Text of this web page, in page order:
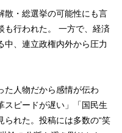
・総選挙の可能性にも言
も行われた。 一方で、経済
中、連立政権内外から圧力
人物だから感情が伝わ
スピードが遅い」「国民生
れた。投稿には多数の“笑